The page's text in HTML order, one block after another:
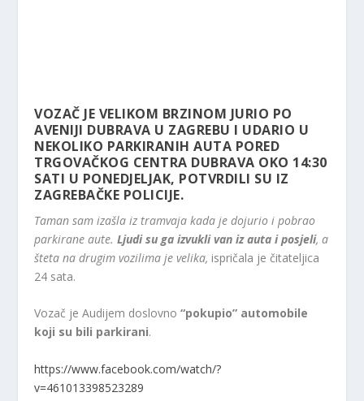
VOZAČ JE VELIKOM BRZINOM JURIO PO
AVENIJI DUBRAVA U ZAGREBU I UDARIO U
NEKOLIKO PARKIRANIH AUTA PORED
TRGOVAČKOG CENTRA DUBRAVA OKO 14:30
SATI U PONEDJELJAK, POTVRDILI SU IZ
ZAGREBAČKE POLICIJE.
Taman sam izašla iz tramvaja kada je dojurio i pobrao
parkirane aute.Ljudi su ga izvukli van iz auta i posjeli, a
šteta na drugim vozilima je velika, ispričala je čitateljica
24 sata.
Vozač je Audijem doslovno“pokupio” automobile
koji su bili parkirani.
https://www.facebook.com/watch/?
v=461013398523289